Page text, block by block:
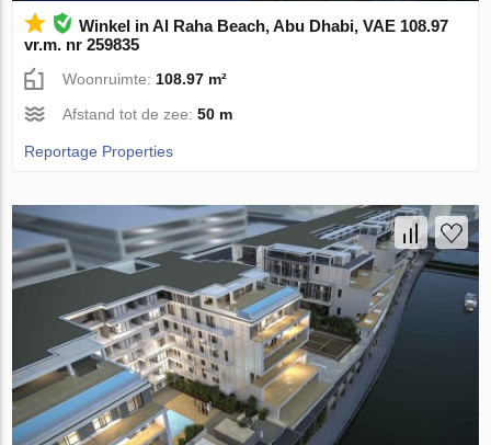
Winkel in Al Raha Beach, Abu Dhabi, VAE 108.97
vr.m. nr 259835
Woonruimte: 108.97 m²
Afstand tot de zee:50 m
Reportage Properties